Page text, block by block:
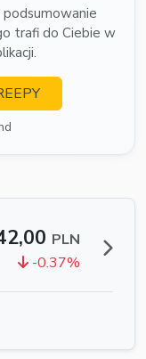
podsumowanie
trafi do Ciebie w
PLN
-0.37%